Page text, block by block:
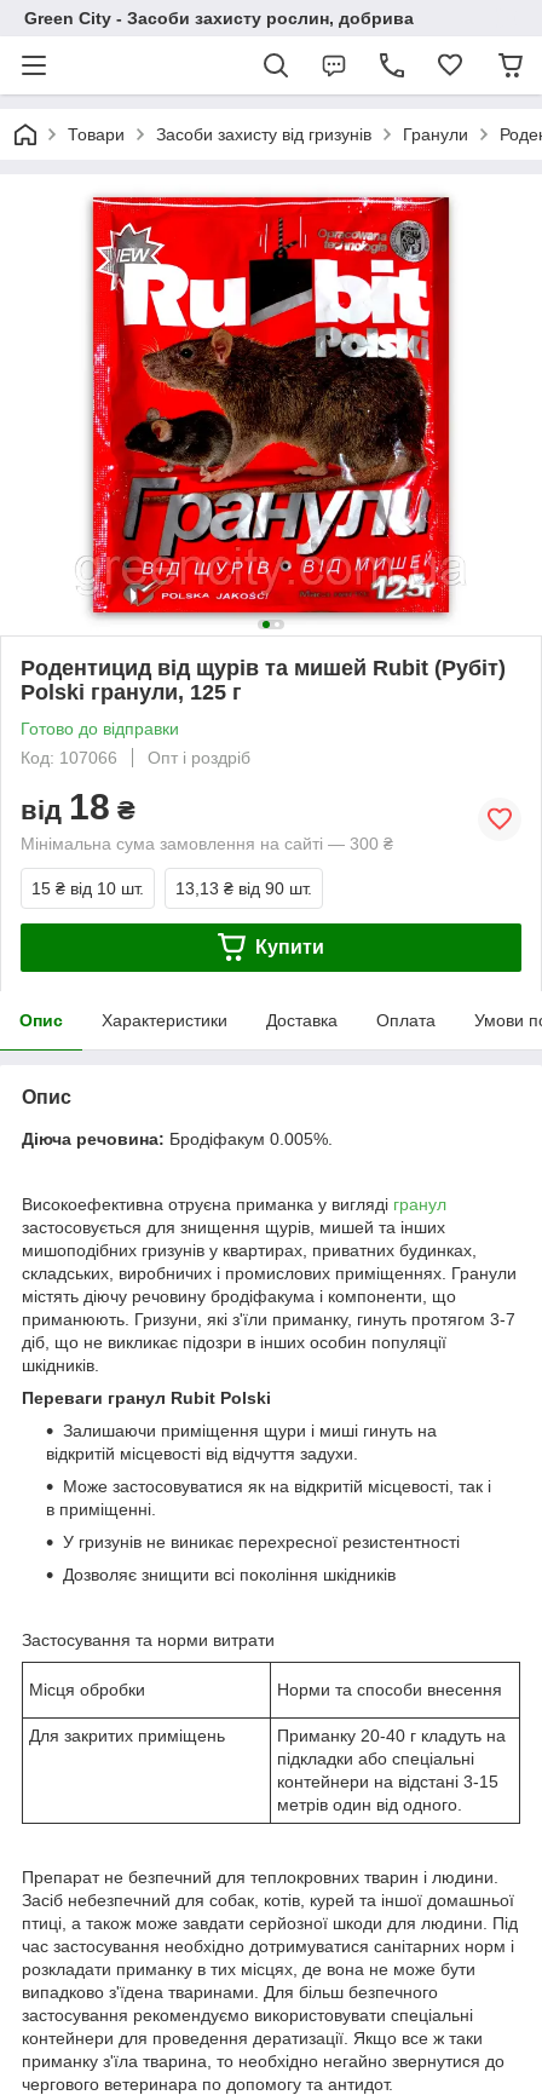
Green City - Засоби захисту рослин, добрива
Товари Засоби захисту від гризунів Гранули
Родентицид від щурів та мишей Rubit (Рубіт)
Polski гранули, 125 г
Готово до відправки
Код: 107066
Опт і роздріб
від 18 ₴
Мінімальна сума замовлення на сайті — 300 ₴
15 ₴ від 10 шт. 13,13 ₴ від 90 шт.
Купити
Опис Характеристики Доставка Оплата Умови
Опис
Діюча речовина: Бродіфакум 0.005%.
Високоефективна отруєна приманка у вигляді гранул
застосовується для знищення щурів, мишей та інших
мишоподібних гризунів у квартирах, приватних будинках,
складських, виробничих і промислових приміщеннях. Гранули
містять діючу речовину бродіфакума і компоненти, що
приманюють. Гризуни, які з'їли приманку, гинуть протягом 3-7
діб, що не викликає підозри в інших особин популяції
шкідників.
Переваги гранул Rubit Polski
Залишаючи приміщення щури і миші гинуть на
відкритій місцевості від відчуття задухи.
Може застосовуватися як на відкритій місцевості, так і
в приміщенні.
У гризунів не виникає перехресної резистентності
Дозволяє знищити всі покоління шкідників
Застосування та норми витрати
Місця обробки Норми та способи внесення
Для закритих приміщень
Приманку 20-40 г кладуть на
підкладки або спеціальні
контейнери на відстані 3-15
метрів один від одного.
Препарат не безпечний для теплокровних тварин і людини.
Засіб небезпечний для собак, котів, курей та іншої домашньої
птиці, а також може завдати серйозної шкоди для людини. Під
час застосування необхідно дотримуватися санітарних норм і
розкладати приманку в тих місцях, де вона не може бути
випадково з'їдена тваринами. Для більш безпечного
застосування рекомендуємо використовувати спеціальні
контейнери для проведення дератизації. Якщо все ж таки
приманку з'їла тварина, то необхідно негайно звернутися до
чергового ветеринара по допомогу та антидот.